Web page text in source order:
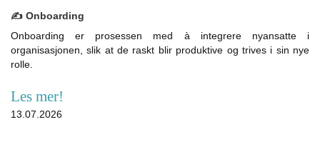
✍️ Onboarding
Onboarding er prosessen med à integrere nyansatte i
organisasjonen, slik at de raskt blir produktive og trives i sin nye
rolle.
Les mer!
13.07.2026